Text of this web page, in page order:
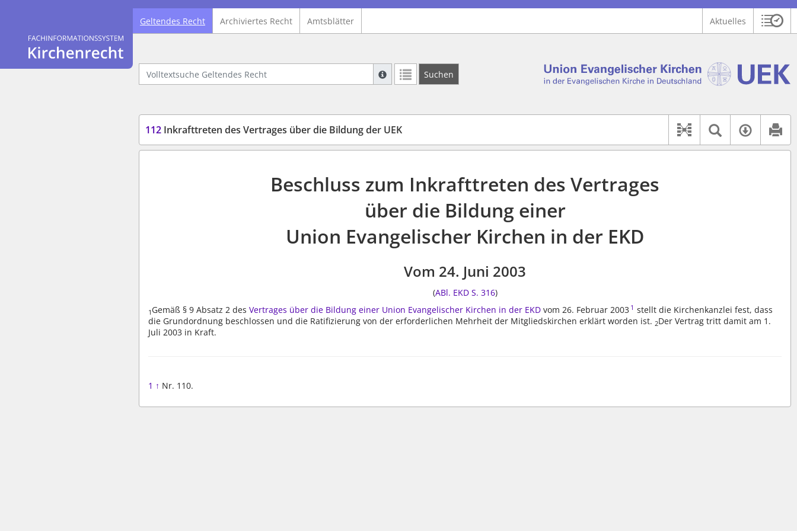
Logo Fachinformationssystem Kirchenrecht
Geltendes Recht Archiviertes Recht Amtsblätter Aktuelles
Volltextsuche Geltendes Recht
Suche mit Platzhalter "*", Bsp. Pfarrer*, findet auch: "Pfarrerinitiative" oder "Pfarrerausschuss".
Suchen
112 Inkrafttreten des Vertrages über die Bildung der UEK
Dokument-
Textsuche
Beschluss zum Inkrafttreten des Vertrages
über die Bildung einer
Union Evangelischer Kirchen in der EKD
Vom 24. Juni 2003
(ABl. EKD S. 316)
1 Gemäß § 9 Absatz 2 des Vertrages über die Bildung einer Union Evangelischer Kirchen in der EKD vom 26. Februar 2003 1 stellt die Kirchenkanzlei fest, dass
die Grundordnung beschlossen und die Ratifizierung von der erforderlichen Mehrheit der Mitgliedskirchen erklärt worden ist. 2Der Vertrag tritt damit am 1.
Juli 2003 in Kraft.
1 ↑ Nr. 110.